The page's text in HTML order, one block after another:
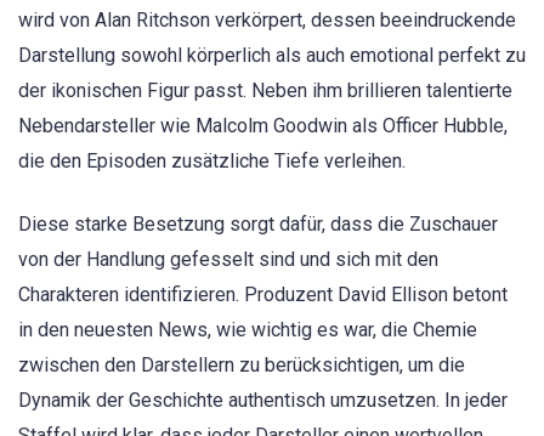
wird von Alan Ritchson verkörpert, dessen beeindruckende
Darstellung sowohl körperlich als auch emotional perfekt zu
der ikonischen Figur passt. Neben ihm brillieren talentierte
Nebendarsteller wie Malcolm Goodwin als Officer Hubble,
die den Episoden zusätzliche Tiefe verleihen.
Diese starke Besetzung sorgt dafür, dass die Zuschauer
von der Handlung gefesselt sind und sich mit den
Charakteren identifizieren. Produzent David Ellison betont
in den neuesten News, wie wichtig es war, die Chemie
zwischen den Darstellern zu berücksichtigen, um die
Dynamik der Geschichte authentisch umzusetzen. In jeder